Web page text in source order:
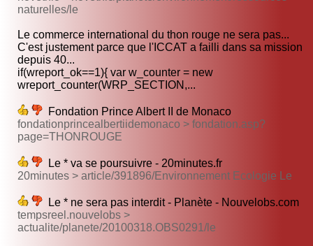
naturelles/le
Le commerce international du thon rouge ne sera pas...
C'est justement parce que l'ICCAT a failli dans sa mission
depuis 40...
if(wreport_ok==1){ var w_counter = new
wreport_counter(WRP_SECTION,...
Fondation Prince Albert II de Monaco
fondationprincealbertiidemonaco > fondation.asp?
page=THONROUGE
Le * va se poursuivre - 20minutes.fr
20minutes > article/391896/Environnement Ecologie Le
Le * ne sera pas interdit - Planète - Nouvelobs.com
tempsreel.nouvelobs >
actualite/planete/20100318.OBS0291/le